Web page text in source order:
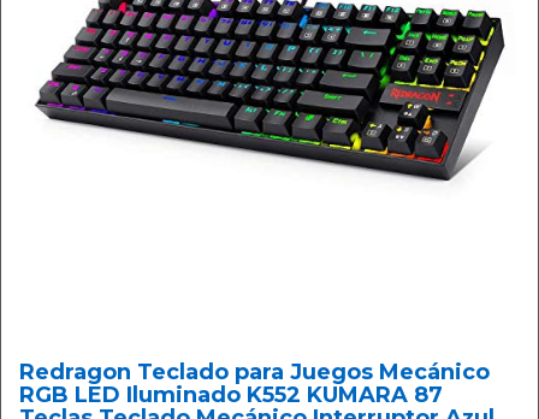
Redragon Teclado para Juegos Mecánico
RGB LED Iluminado K552 KUMARA 87